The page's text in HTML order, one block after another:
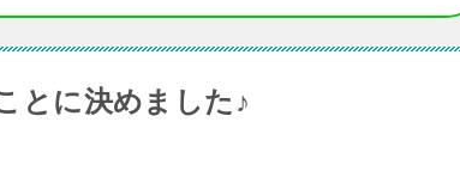
とに決めました♪